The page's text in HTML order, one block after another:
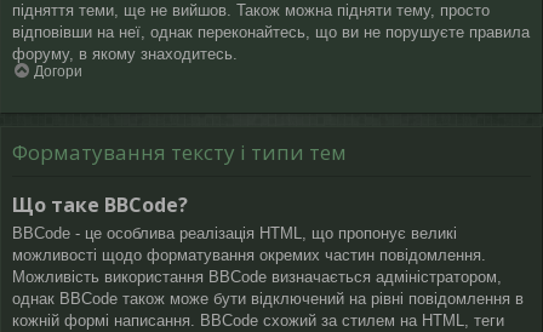
підняття теми, ще не вийшов. Також можна підняти тему, просто
відповівши на неї, однак переконайтесь, що ви не порушуєте правила
форуму, в якому знаходитесь.
Догори
Форматування тексту і типи тем
Що таке BBCode?
BBCode - це особлива реалізація HTML, що пропонує великі
можливості щодо форматування окремих частин повідомлення.
Можливість використання BBCode визначається адміністратором,
однак BBCode також може бути відключений на рівні повідомлення в
кожній формі написання. BBCode схожий за стилем на HTML, теги